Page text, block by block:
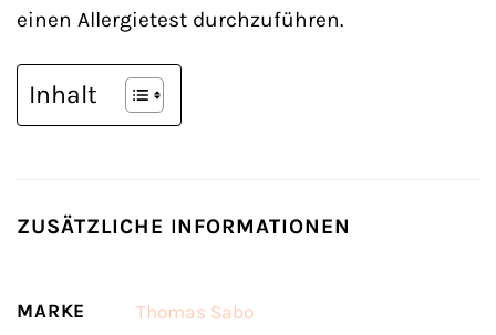
einen Allergietest durchzuführen.
Inhalt
ZUSÄTZLICHE INFORMATIONEN
MARKE Thomas Sabo